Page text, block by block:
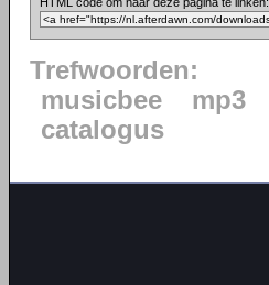
Trefwoorden:
musicbee
mp3
catalogus